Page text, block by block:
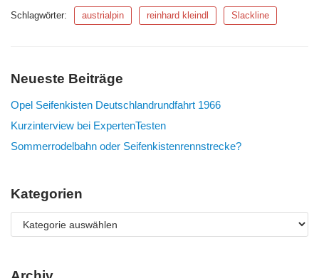
Schlagwörter: austrialpin reinhard kleindl Slackline
Neueste Beiträge
Opel Seifenkisten Deutschlandrundfahrt 1966
Kurzinterview bei ExpertenTesten
Sommerrodelbahn oder Seifenkistenrennstrecke?
Kategorien